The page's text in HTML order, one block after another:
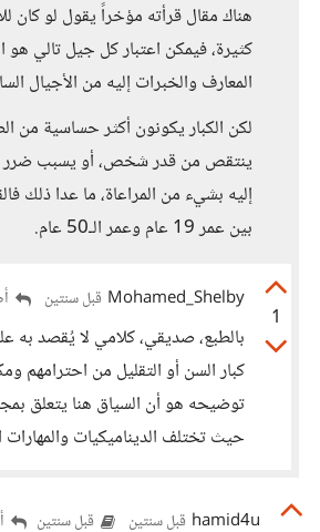
هناك مقال قرأته مؤخراً يقول لو
كثيرة، فيمكن اعتبار كل جيل تالي هو
المعارف والخبرات إليه من الأجيال
لكن الكبار يكونون أكثر حساسية من
ينتقص من قدر شخص، أو يسبب ضرر
إليه بشيء من المراعاة، ما عدا ذلك
بين عمر 19 عام وعمر الـ50 عام.
1
Mohamed_Shelby قبل سنتين
بالطبع، صديقي، كلامي لا يُقصد به
كبار السن أو التقليل من احترامهم
توضيحه هو أن السياق هنا يتعلق
حيث تختلف الديناميكيات والمهارات
hamid4u قبل سنتين قبل سنتين